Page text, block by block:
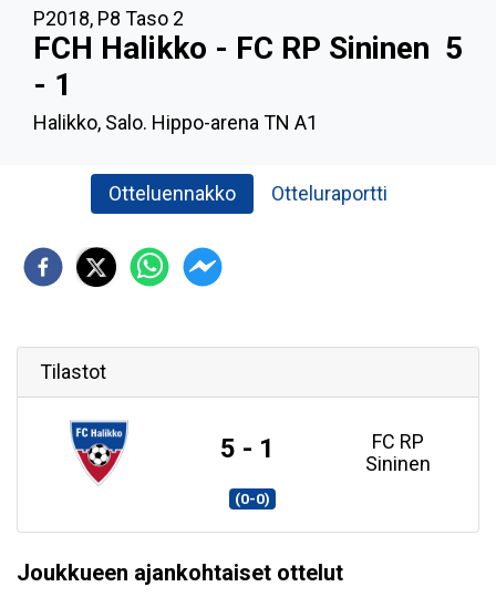
P2018, P8 Taso 2
FCH Halikko - FC RP Sininen 5
- 1
Halikko, Salo. Hippo-arena TN A1
Otteluennakko Otteluraportti
Tilastot
5 - 1
FC RP
Sininen
(0-0)
Joukkueen ajankohtaiset ottelut